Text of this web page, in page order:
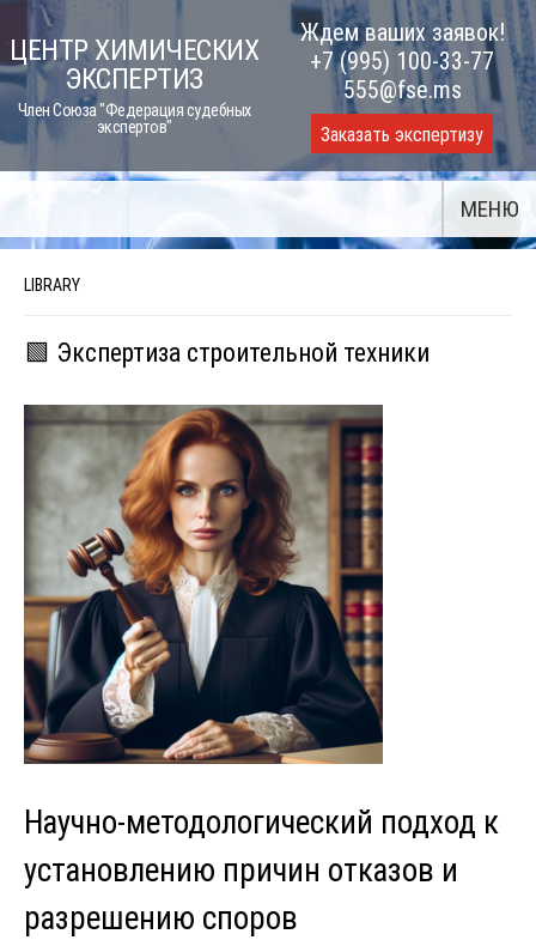
Skip
to
content
ЦЕНТР ХИМИЧЕСКИХ
ЭКСПЕРТИЗ
Член Союза "Федерация судебных
экспертов"
Ждем ваших заявок!
+7 (995) 100-33-77
555@fse.ms
Заказать экспертизу
МЕНЮ
LIBRARY
🟩 Экспертиза строительной техники
Научно-методологический подход к
установлению причин отказов и
разрешению споров